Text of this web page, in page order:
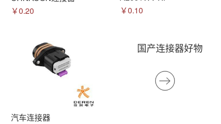
￥0.20
￥0.10
汽车连接器
国产连接器好物